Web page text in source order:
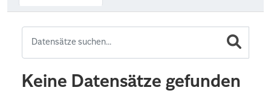
Keine Datensätze gefunden